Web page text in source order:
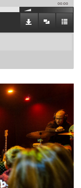
00:00